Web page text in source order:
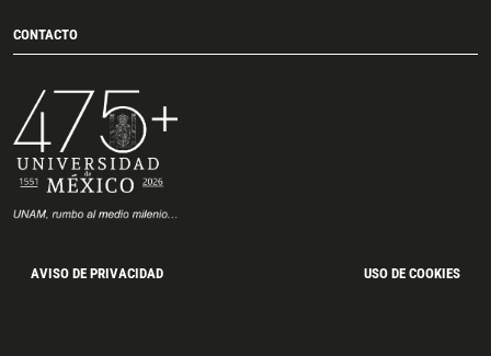
CONTACTO
AVISO DE PRIVACIDAD USO DE COOKIES